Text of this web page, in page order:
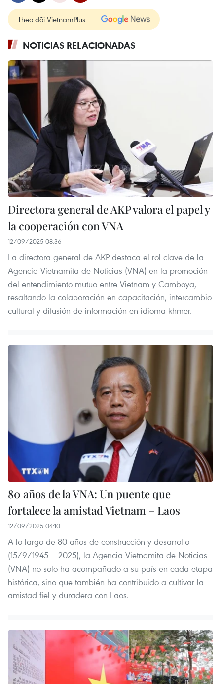
Theo dõi VietnamPlus
NOTICIAS RELACIONADAS
Directora general de AKP valora el papel y
la cooperación con VNA
12/09/2025 08:36
La directora general de AKP destaca el rol clave de la
Agencia Vietnamita de Noticias (VNA) en la promoción
del entendimiento mutuo entre Vietnam y Camboya,
resaltando la colaboración en capacitación, intercambio
cultural y difusión de información en idioma khmer.
80 años de la VNA: Un puente que
fortalece la amistad Vietnam – Laos
12/09/2025 04:10
A lo largo de 80 años de construcción y desarrollo
(15/9/1945 – 2025), la Agencia Vietnamita de Noticias
(VNA) no solo ha acompañado a su país en cada etapa
histórica, sino que también ha contribuido a cultivar la
amistad fiel y duradera con Laos.